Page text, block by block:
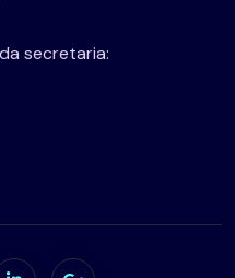
secretaria: